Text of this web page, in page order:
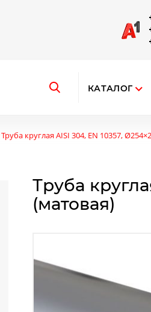
Открыть поиск
КАТАЛОГ
Труба круглая AISI 304, EN 10357,
Труба
(матовая)